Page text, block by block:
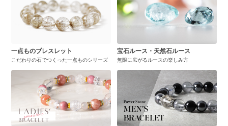
一点ものブレスレット
こだわりの石でつくった一点ものシリーズ
宝石ルース・天然石ルース
無限に広がるルースの楽しみ方